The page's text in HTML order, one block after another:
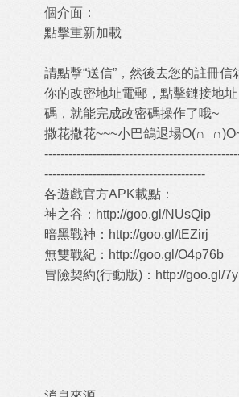
個介面：
點擊重新加載
請點擊“送信”，然後去您的註冊
你的改密地址電郵，點擊鏈接地
碼，就能完成改密碼操作了哦~
撒花撒花~~~小巴鴿退場
----------------------------------------
各遊戲官方APK載點：
神之谷： http://goo.gl/NUsQip
暗黑戰神： http://goo.gl/tEZirj
無雙戰紀： http://goo.gl/O4p76b
冒險契約(行動版)： http://goo.gl/